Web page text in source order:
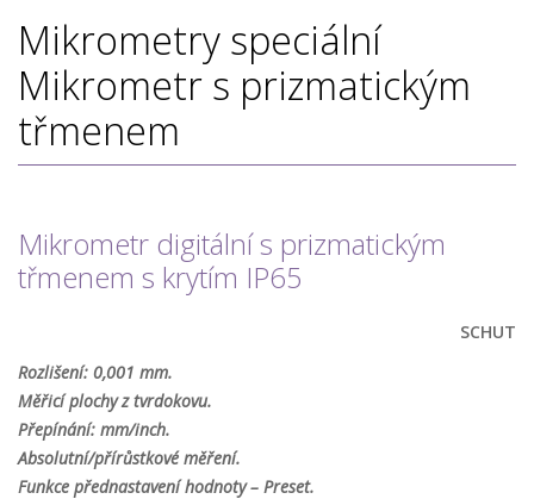
Mikrometry speciální
Mikrometr s prizmatickým
třmenem
Mikrometr digitální s prizmatickým
třmenem s krytím IP65
SCHUT
Rozlišení: 0,001 mm.
Měřicí plochy z tvrdokovu.
Přepínání: mm/inch.
Absolutní/přírůstkové měření.
Funkce přednastavení hodnoty – Preset.